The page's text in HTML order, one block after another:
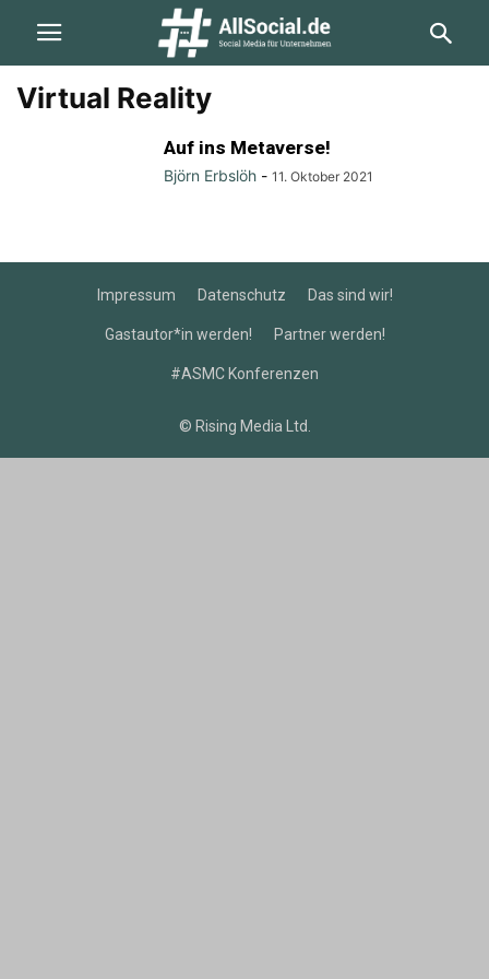
Virtual Reality
Auf ins Metaverse!
Björn Erbslöh - 11. Oktober 2021
Impressum Datenschutz Das sind wir!
Gastautor*in werden! Partner werden!
#ASMC Konferenzen
© Rising Media Ltd.